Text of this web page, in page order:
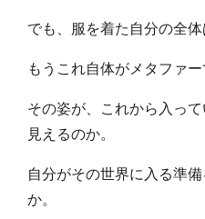
でも、服を着た自分の全体
もうこれ自体がメタファー
その姿が、これから入っ
見えるのか。
自分がその世界に入る準
か。